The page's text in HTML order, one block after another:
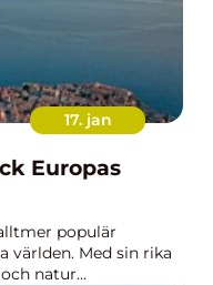
17. jan
Europas
populär
världen. Med sin rika
natur...